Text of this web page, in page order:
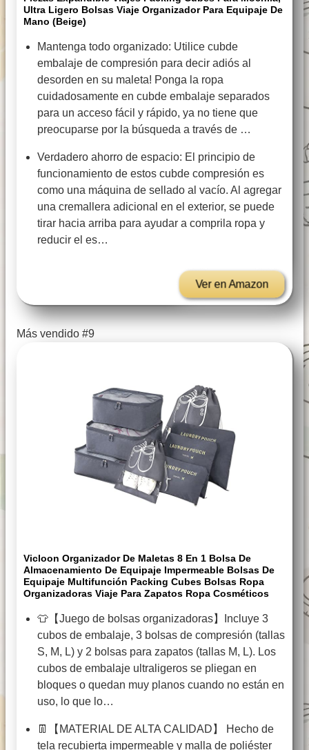
Ultra Ligero Bolsas Viaje Organizador Para Equipaje De
Mano (Beige)
Mantenga todo organizado: Utilice cubde
embalaje de compresión para decir adiós al
desorden en su maleta! Ponga la ropa
cuidadosamente en cubde embalaje separados
para un acceso fácil y rápido, ya no tiene que
preocuparse por la búsqueda a través de …
Verdadero ahorro de espacio: El principio de
funcionamiento de estos cubde compresión es
como una máquina de sellado al vacío. Al agregar
una cremallera adicional en el exterior, se puede
tirar hacia arriba para ayudar a comprila ropa y
reducir el es…
Ver en Amazon
Más vendido #9
Vicloon Organizador De Maletas 8 En 1 Bolsa De
Almacenamiento De Equipaje Impermeable Bolsas De
Equipaje Multifunción Packing Cubes Bolsas Ropa
Organizadoras Viaje Para Zapatos Ropa Cosméticos
👕【Juego de bolsas organizadoras】Incluye 3
cubos de embalaje, 3 bolsas de compresión (tallas
S, M, L) y 2 bolsas para zapatos (tallas M, L). Los
cubos de embalaje ultraligeros se pliegan en
bloques o quedan muy planos cuando no están en
uso, lo que lo…
👖【MATERIAL DE ALTA CALIDAD】 Hecho de
tela recubierta impermeable y malla de poliéster